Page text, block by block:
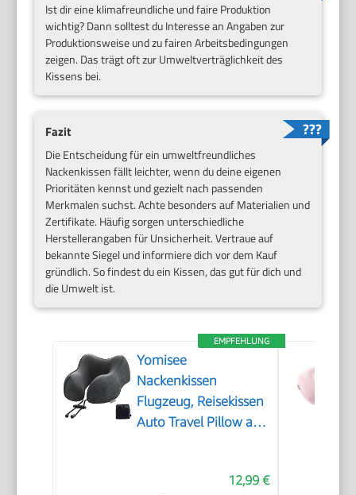
Ist dir eine klimafreundliche und faire Produktion
wichtig? Dann solltest du Interesse an Angaben zur
Produktionsweise und zu fairen Arbeitsbedingungen
zeigen. Das trägt oft zur Umweltverträglichkeit des
Kissens bei.
Fazit
Die Entscheidung für ein umweltfreundliches
Nackenkissen fällt leichter, wenn du deine eigenen
Prioritäten kennst und gezielt nach passenden
Merkmalen suchst. Achte besonders auf Materialien und
Zertifikate. Häufig sorgen unterschiedliche
Herstellerangaben für Unsicherheit. Vertraue auf
bekannte Siegel und informiere dich vor dem Kauf
gründlich. So findest du ein Kissen, das gut für dich und
die Umwelt ist.
EMPFEHLUNG
Yomisee
Nackenkissen
Flugzeug, Reisekissen
Auto Travel Pillow aus
Nackenhörnchen12,99 €